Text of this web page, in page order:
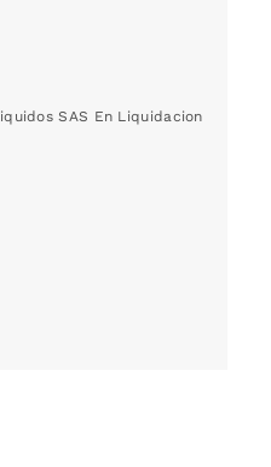
SAS En Liquidacion